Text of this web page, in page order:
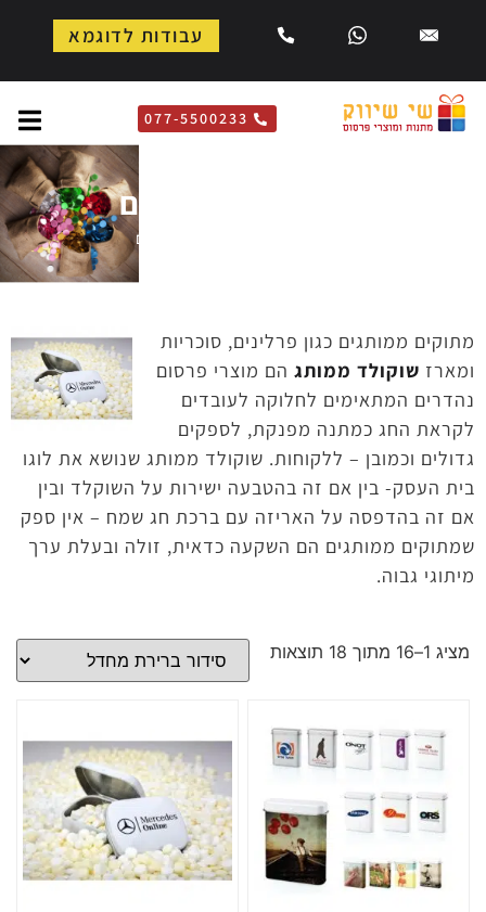
עבודות לדוגמא
077-5500233
מתוקים ממותגים
מתוקים ממותגים
מתוקים ממותגים כגון פרלינים, סוכריות
ומארז שוקולד ממותג הם מוצרי פרסום
נהדרים המתאימים לחלוקה לעובדים
לקראת החג כמתנה מפנקת, לספקים
גדולים וכמובן – ללקוחות. שוקולד ממותג שנושא את לוגו
בית העסק- בין אם זה בהטבעה ישירות על השוקלד ובין
אם זה בהדפסה על האריזה עם ברכת חג שמח – אין ספק
שמתוקים ממותגים הם השקעה כדאית, זולה ובעלת ערך
מיתוגי גבוה.
מציג 1–16 מתוך 18 תוצאות